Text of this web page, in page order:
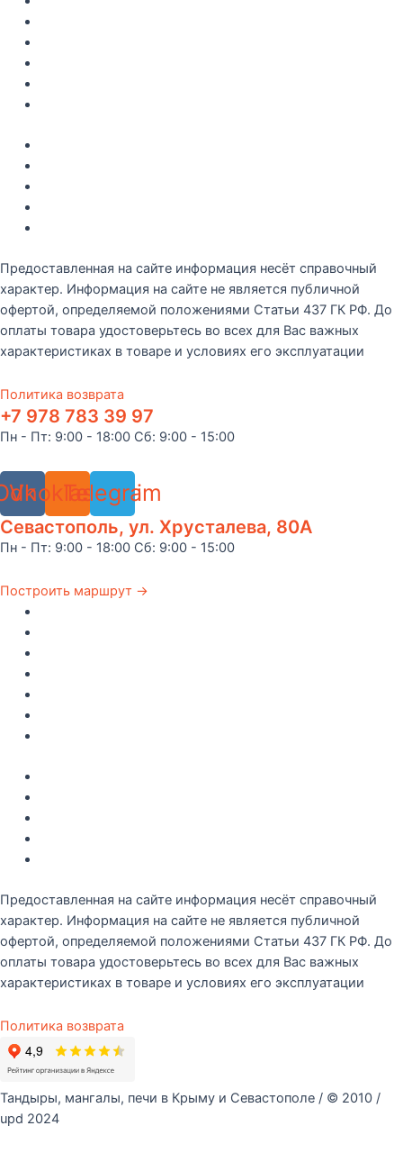
Предоставленная на сайте информация несёт справочный
характер. Информация на сайте не является публичной
офертой, определяемой положениями Статьи 437 ГК РФ. До
оплаты товара удостоверьтесь во всех для Вас важных
характеристиках в товаре и условиях его эксплуатации
Политика возврата
+7 978 783 39 97
Пн - Пт: 9:00 - 18:00 Сб: 9:00 - 15:00
Vk Telegram
Севастополь, ул. Хрусталева, 80А
Пн - Пт: 9:00 - 18:00 Сб: 9:00 - 15:00
Построить маршрут →
Предоставленная на сайте информация несёт справочный
характер. Информация на сайте не является публичной
офертой, определяемой положениями Статьи 437 ГК РФ. До
оплаты товара удостоверьтесь во всех для Вас важных
характеристиках в товаре и условиях его эксплуатации
Политика возврата
Тандыры, мангалы, печи в Крыму и Севастополе / © 2010 /
upd 2024